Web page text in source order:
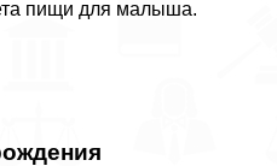
пищи для малыша.